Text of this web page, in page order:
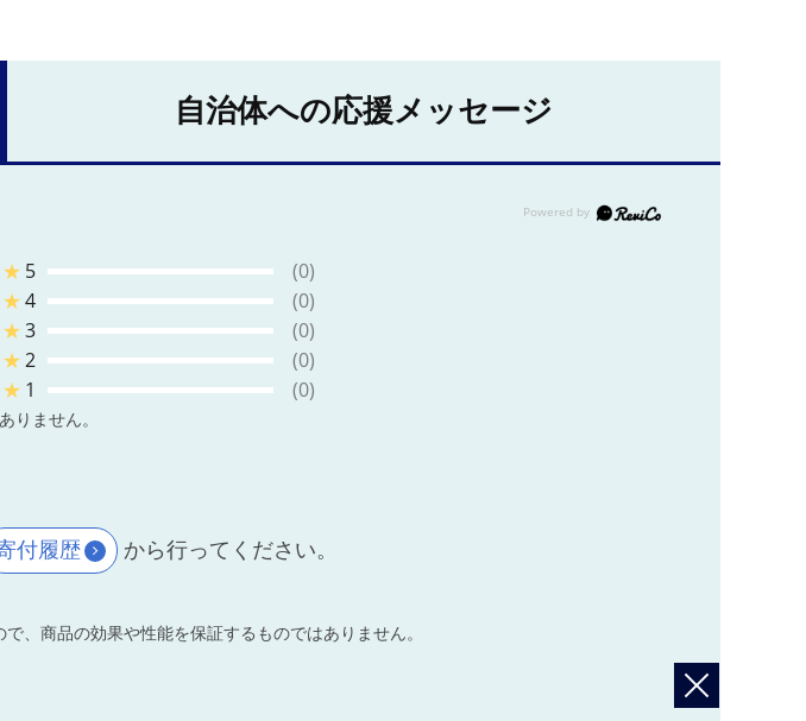
自治体への応援メッセージ
★ 5
(0)
★4
(0)
★3
(0)
★2
(0)
★ 1 (0)
りません。
付履歴 から行ってください。
、商品の効果や性能を保証するものではありません。